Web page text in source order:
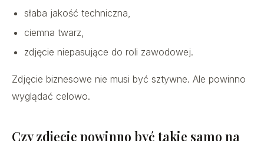
słaba jakość techniczna,
ciemna twarz,
zdjęcie niepasujące do roli zawodowej.
Zdjęcie biznesowe nie musi być sztywne. Ale powinno
wyglądać celowo.
Czy zdjęcie powinno być takie samo na